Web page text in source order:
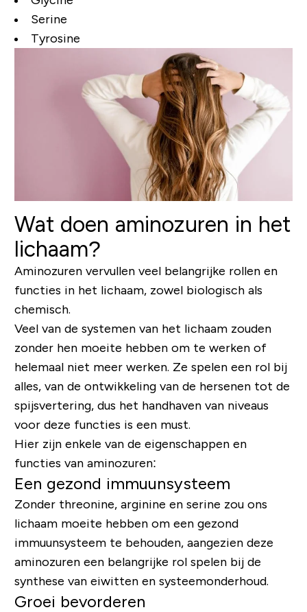
Serine
Tyrosine
Wat doen aminozuren in het
lichaam?
Aminozuren vervullen veel belangrijke rollen en
functies in het lichaam, zowel biologisch als
chemisch.
Veel van de systemen van het lichaam zouden
zonder hen moeite hebben om te werken of
helemaal niet meer werken. Ze spelen een rol bij
alles, van de ontwikkeling van de hersenen tot de
spijsvertering, dus het handhaven van niveaus
voor deze functies is een must.
Hier zijn enkele van de eigenschappen en
functies van aminozuren:
Een gezond immuunsysteem
Zonder threonine, arginine en serine zou ons
lichaam moeite hebben om een ​​gezond
immuunsysteem te behouden, aangezien deze
aminozuren een belangrijke rol spelen bij de
synthese van eiwitten en systeemonderhoud.
Groei bevorderen